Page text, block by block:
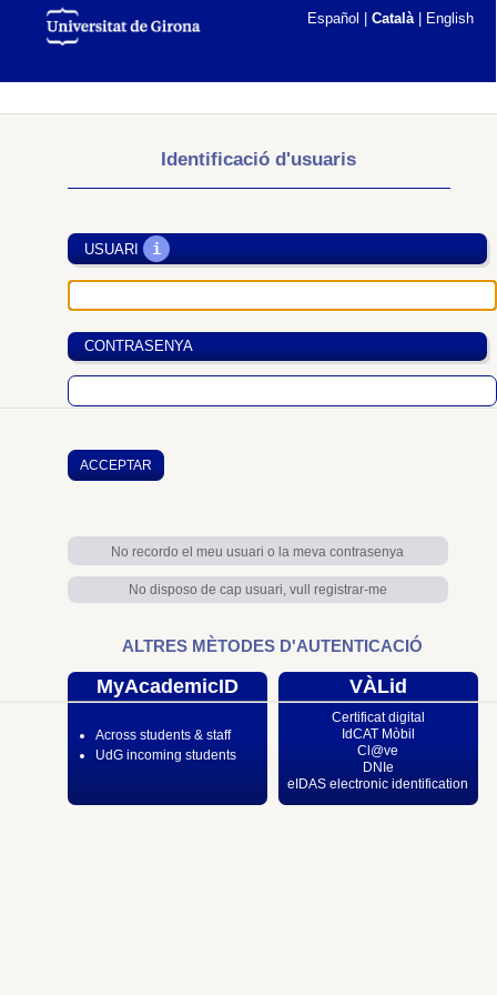
Español Català| English
Identificació d'usuaris
USUARI i
CONTRASENYA
No recordo el meu usuari o la meva contrasenya
No disposo de cap usuari, vull registrar-me
ALTRES MÈTODES D'AUTENTICACIÓ
MyAcademicID
Across students & staff
UdG incoming students
VÀLid
Certificat digital
IdCAT Mòbil
Cl@ve
DNIe
eIDAS electronic identification